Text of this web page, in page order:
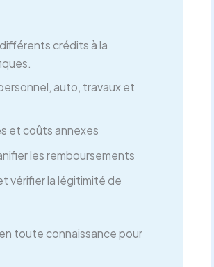
crédits à la
auto, travaux et
et coûts annexes
les remboursements
vérifier la légitimité de
toute connaissance pour